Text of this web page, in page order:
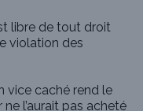
libre de tout droit
violation des
vice caché rend le
l’aurait pas acheté